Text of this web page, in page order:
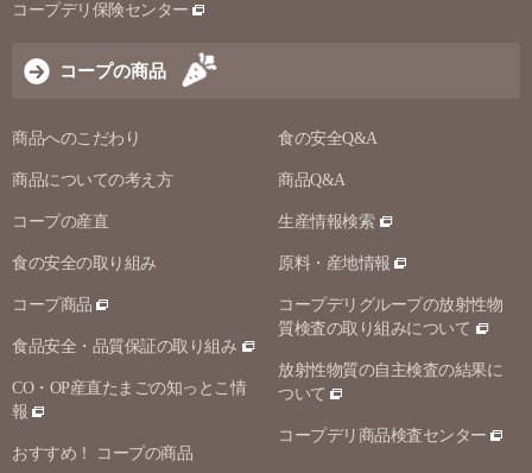
コープデリ保険センター
コープの商品
商品へのこだわり
商品についての考え方
コープの産直
食の安全の取り組み
コープ商品
食品安全・品質保証の取り組み
CO・OP産直たまごの知っとこ情
報
おすすめ！ コープの商品
食の安全Q&A
商品Q&A
生産情報検索
原料・産地情報
コープデリグループの放射性物
質検査の取り組みについて
放射性物質の自主検査の結果に
ついて
コープデリ商品検査センター